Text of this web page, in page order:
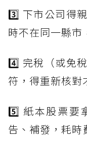
3️⃣ 下市公司得
時不在同一縣市
4️⃣ 完稅（或免
符，得重新核對
5️⃣ 紙本股票要
告、補發，耗時